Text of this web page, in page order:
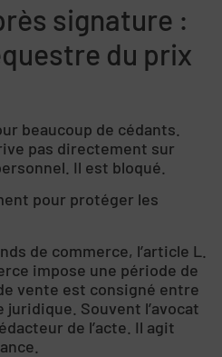
signature :
du prix
beaucoup de cédants.
pas directement sur
Il est bloqué.
pour protéger les
de commerce, l’article L.
impose une période de
vente est consigné entre
juridique. Souvent l’avocat
de l’acte. Il agit